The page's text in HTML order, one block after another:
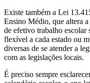
Existe também a Lei
Ensino Médio, que altera
de efetivo trabalho escolar
flexível a cada estado ou
diversas de se atender a
com as legislações locais.
É preciso sempre